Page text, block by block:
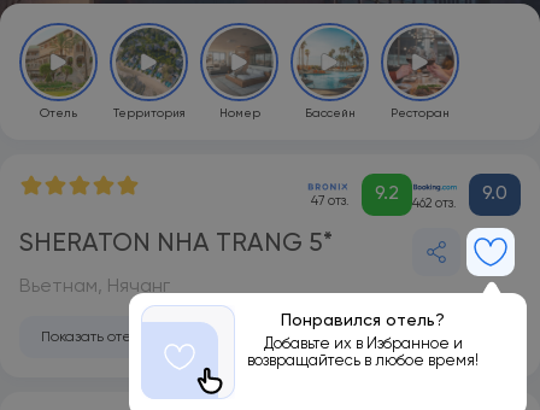
Отель Территория Номер Бассейн Ресторан
47 отз. 9.2 462 отз. 9.0
SHERATON NHA TRANG 5*
Понравился отель?
Добавьте их в Избранное и
возвращайтесь в любое время!
Вьетнам, Нячанг
Показать отель на карте